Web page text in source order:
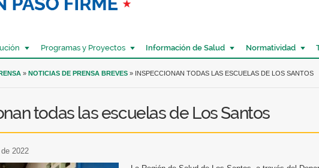
Programas y Proyectos Información de Salud Normatividad
AQUÍ
» NOTICIAS DE PRENSA BREVES » INSPECCIONAN TODAS LAS ESCUELAS DE LOS SANTOS
todas las escuelas de Los Santos
de 2022